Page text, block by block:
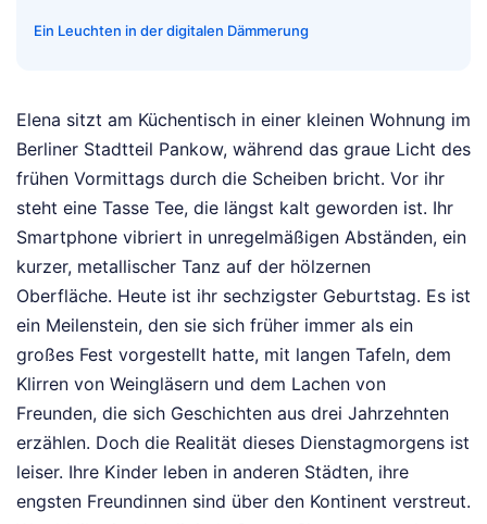
Ein Leuchten in der digitalen Dämmerung
Elena sitzt am Küchentisch in einer kleinen Wohnung im
Berliner Stadtteil Pankow, während das graue Licht des
frühen Vormittags durch die Scheiben bricht. Vor ihr
steht eine Tasse Tee, die längst kalt geworden ist. Ihr
Smartphone vibriert in unregelmäßigen Abständen, ein
kurzer, metallischer Tanz auf der hölzernen
Oberfläche. Heute ist ihr sechzigster Geburtstag. Es ist
ein Meilenstein, den sie sich früher immer als ein
großes Fest vorgestellt hatte, mit langen Tafeln, dem
Klirren von Weingläsern und dem Lachen von
Freunden, die sich Geschichten aus drei Jahrzehnten
erzählen. Doch die Realität dieses Dienstagmorgens ist
leiser. Ihre Kinder leben in anderen Städten, ihre
engsten Freundinnen sind über den Kontinent verstreut.